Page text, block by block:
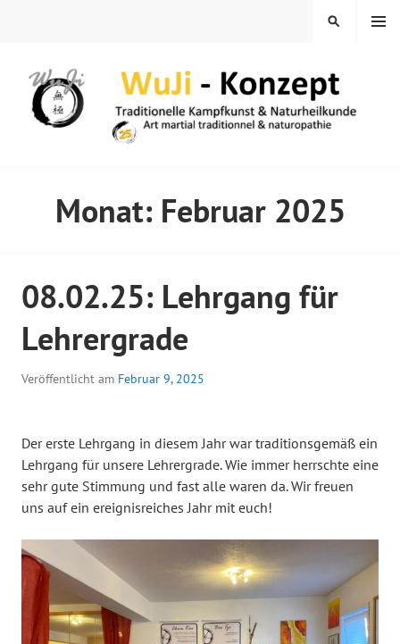
MENÜ
SUCHEN
Monat: Februar 2025
08.02.25: Lehrgang für
Lehrergrade
Veröffentlicht am Februar 9, 2025
Der erste Lehrgang in diesem Jahr war traditionsgemäß ein
Lehrgang für unsere Lehrergrade. Wie immer herrschte eine
sehr gute Stimmung und fast alle waren da. Wir freuen
uns auf ein ereignisreiches Jahr mit euch!